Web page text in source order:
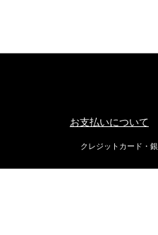
お支払いについて
クレジットカード・